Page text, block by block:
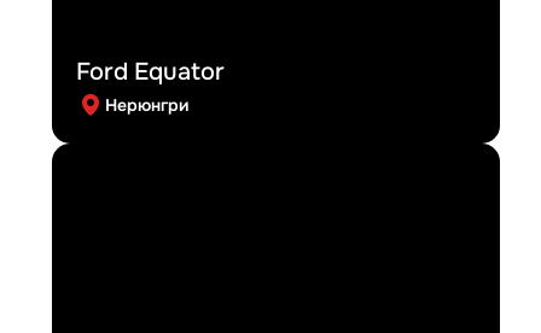
Ford Equator
Нерюнгри